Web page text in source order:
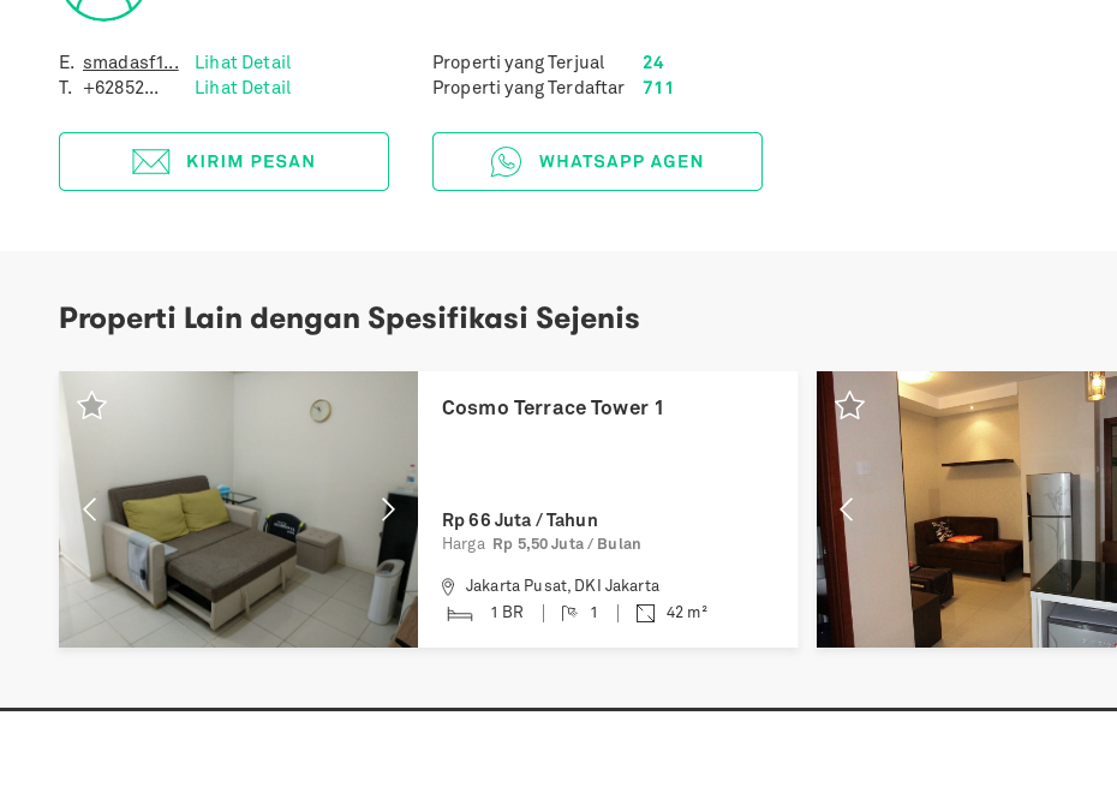
E. smadasf1...
Lihat Detail
T.
+62852... Lihat Detail
Properti yang Terjual
24
Properti yang Terdaftar
711
Properti Lain dengan Spesifikasi Sejenis
Previous
Cosmo Terrace Tower 1
Rp 66 Juta / Tahun
Harga Rp 5,50 Juta / Bulan
Jakarta Pusat,
DKI Jakarta
1 BR
1 42 m²
Previous